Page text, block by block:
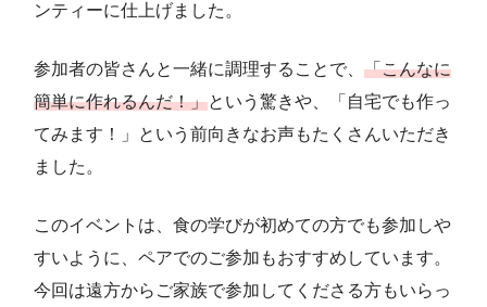
ンティーに仕上げました。
参加者の皆さんと一緒に調理することで、 「こんなに
簡単に作れるんだ！」という驚きや、「自宅でも作っ
てみます！」という前向きなお声もたくさんいただき
ました。
このイベントは、食の学びが初めての方でも参加しや
すいように、ペアでのご参加もおすすめしています。
今回は遠方からご家族で参加してくださる方もいらっ